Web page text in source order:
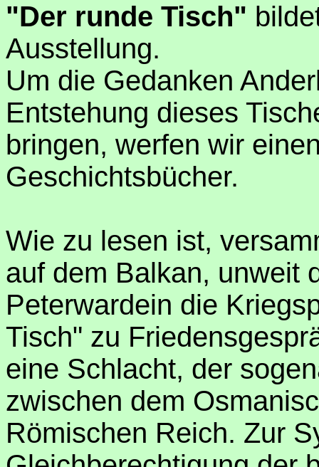
"Der runde Tisch"
Ausstellung.
Um die Gedanken
Entstehung dieses
bringen, werfen wir
Geschichtsbücher.
Wie zu lesen ist,
auf dem Balkan, unweit
Peterwardein die
Tisch" zu
eine Schlacht, der
zwischen dem
Römischen Reich. Zur